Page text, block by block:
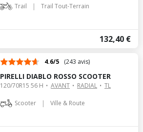
Trail | Trail Tout-Terrain
132,40 €
4.6/5 (243 avis)
PIRELLI DIABLO ROSSO SCOOTER
120/70R15 56 H AVANT RADIAL TL
Scooter | Ville & Route